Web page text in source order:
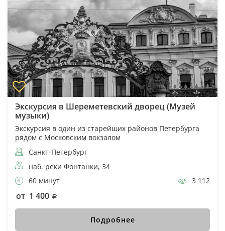
Экскурсия в Шереметевский дворец (Музей
музыки)
Экскурсия в один из старейших районов Петербурга
рядом с Московским вокзалом
Санкт-Петербург
наб. реки Фонтанки, 34
60 минут
3 112
от 1 400
Подробнее